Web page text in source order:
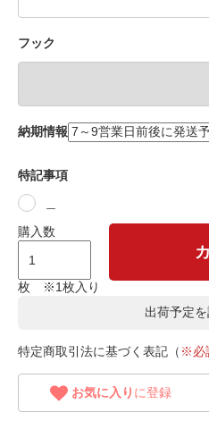
フック
納期情報
特記事項
購入数
枚 ※1枚入り
出荷予定を
特定商取引法に基づく表記（ ※必
お気に入り に登録